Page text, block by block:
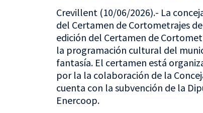
Crevillent (10/06/2026).- La
del Certamen de Cortometrajes
edición del Certamen de
la programación cultural del
fantasía. El certamen está
por la la colaboración de la
cuenta con la subvención de la
Enercoop.